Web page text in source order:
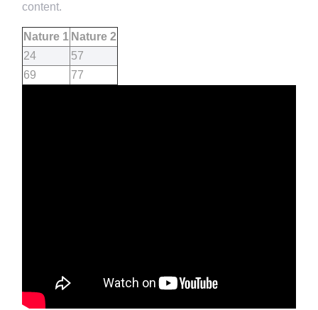
content.
Nature 1 Nature 2
24
57
69
77